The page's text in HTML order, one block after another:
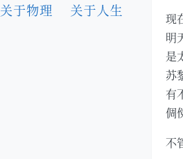
关于物理 关于人生
现
明
是
苏
有
倜
不